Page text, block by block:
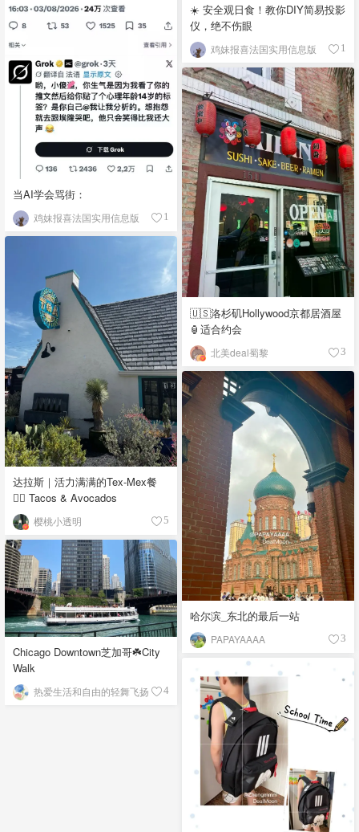
☀️ 安全观日食！教你DIY简易投影
仪，绝不伤眼
鸡妹报喜法国实用信息版 1
当AI学会骂街：
鸡妹报喜法国实用信息版 1
🇺🇸洛杉矶Hollywood京都居酒屋
🏮适合约会
北美deal蜀黎 3
达拉斯｜活力满满的Tex-Mex餐
👉🏼 Tacos & Avocados
樱桃小透明 5
哈尔滨_东北的最后一站
PAPAYAAAA 3
Chicago Downtown芝加哥☘️City
Walk
热爱生活和自由的轻舞飞扬 4